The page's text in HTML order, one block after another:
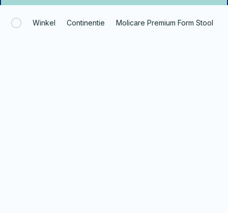
Winkel Continentie Molicare Premium Form Stool